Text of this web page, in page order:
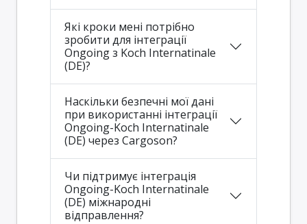
Які кроки мені потрібно
зробити для інтеграції
Ongoing з Koch Internatinale
(DE)?
Наскільки безпечні мої дані
при використанні інтеграції
Ongoing-Koch Internatinale
(DE) через Cargoson?
Чи підтримує інтеграція
Ongoing-Koch Internatinale
(DE) міжнародні
відправлення?